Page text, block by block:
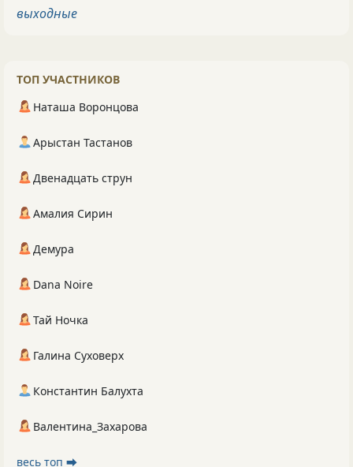
выходные
ТОП УЧАСТНИКОВ
Наташа Воронцова
Арыстан Тастанов
Двенадцать струн
Амалия Сирин
Демура
Dana Noire
Тай Ночка
Галина Суховерх
Константин Балухта
Валентина_Захарова
весь топ ⮕